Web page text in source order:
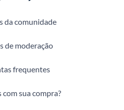
da comunidade
de moderação
frequentes
com sua compra?